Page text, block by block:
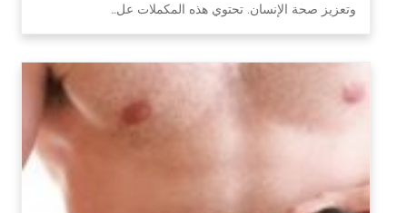
وتعزيز صحة الإنسان. تحتوي هذه المكملات عل…